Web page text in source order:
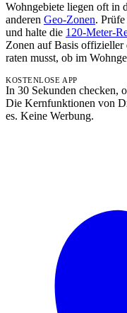
Wohngebiete liegen oft in
anderen Geo-Zonen.
und halte die 120-Meter-
Zonen auf Basis
raten musst, ob im
KOSTENLOSE APP
In 30 Sekunden checken,
Die Kernfunktionen von
es. Keine Werbung.